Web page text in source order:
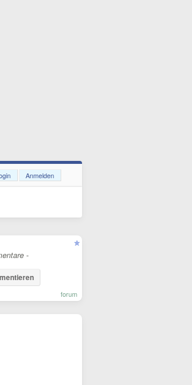
Anmelden
-
forum